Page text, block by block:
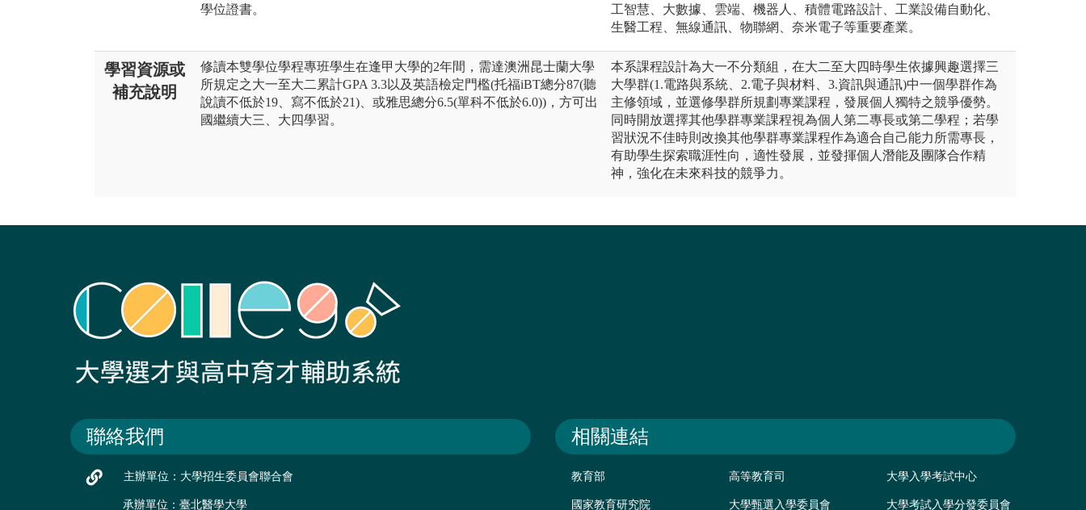
學位證書。
工智慧、大數據、雲端、機器人、積體電路設計、工業設備自動化、
生醫工程、無線通訊、物聯網、奈米電子等重要產業。
學習資源或
補充說明
修讀本雙學位學程專班學生在逢甲大學的2年間，需達澳洲昆士蘭大學
所規定之大一至大二累計GPA 3.3以及英語檢定門檻(托福iBT總分87(聽
說讀不低於19、寫不低於21)、或雅思總分6.5(單科不低於6.0))，方可出
國繼續大三、大四學習。
本系課程設計為大一不分類組，在大二至大四時學生依據興趣選擇三
大學群(1.電路與系統、2.電子與材料、3.資訊與通訊)中一個學群作為
主修領域，並選修學群所規劃專業課程，發展個人獨特之競爭優勢。
同時開放選擇其他學群專業課程視為個人第二專長或第二學程；若學
習狀況不佳時則改換其他學群專業課程作為適合自己能力所需專長，
有助學生探索職涯性向，適性發展，並發揮個人潛能及團隊合作精
神，強化在未來科技的競爭力。
聯絡我們
主辦單位：大學招生委員會聯合會
承辦單位：臺北醫學大學
相關連結
教育部 高等教育司 大學入學考試中心
國家教育研究院 大學甄選入學委員會 大學考試入學分發委員會